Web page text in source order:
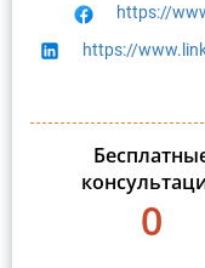
https://
https://
0